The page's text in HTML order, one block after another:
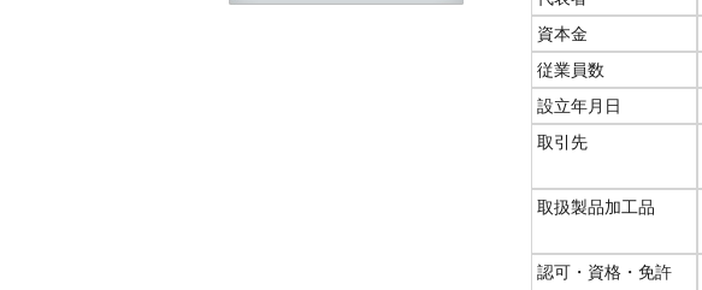
資本金
従業員数
設立年月日
取引先
取扱製品加工品
認可・資格・免許